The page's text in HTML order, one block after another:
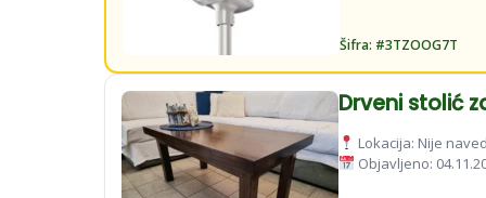
Šifra: #3TZOOG7T
Drveni stolić
Lokacija: Nije
Objavljeno: